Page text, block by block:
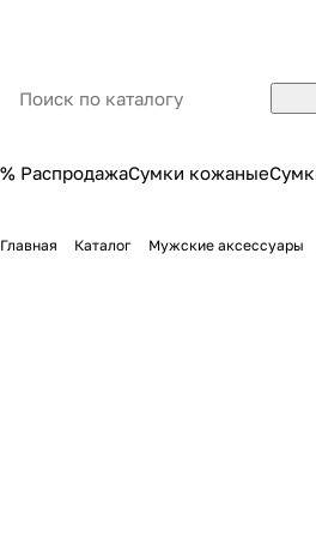
% РаспродажаСумки кожаные
Главная Каталог Мужские аксессуары